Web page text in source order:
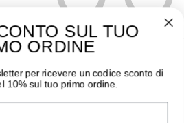
GUIDA ALL’ACQUISTO
Pagamenti
SUL TUO
ORDINE
per ricevere un codice sconto di
10% sul tuo primo ordine.